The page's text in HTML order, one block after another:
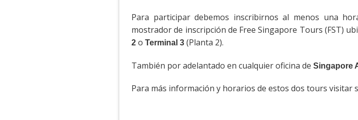
Para participar debemos inscribirnos al menos una
mostrador de inscripción de Free Singapore Tours (FST)
2 o Terminal 3 (Planta 2).
También por adelantado en cualquier oficina de Singapore
Para más información y horarios de estos dos tours visitar